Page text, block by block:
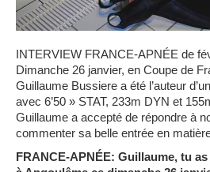
INTERVIEW FRANCE-APNÉE de
Dimanche 26 janvier, en Coupe de
Guillaume Bussiere a été l’auteur
avec 6’50 » STAT, 233m DYN et
Guillaume a accepté de répondre à
commenter sa belle entrée en
FRANCE-APNÉE: Guillaume, tu